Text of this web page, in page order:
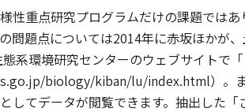
重点研究プログラムだけの課題では
問題点については2014年に赤坂ほかが
系環境研究センターのウェブサイトで
biology/kiban/lu/index.html）。
してデータが閲覧できます。抽出した